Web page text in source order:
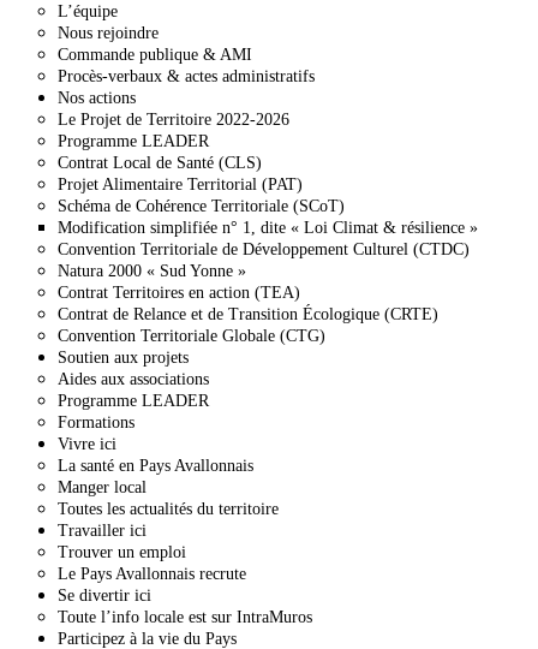
L’équipe
Nous rejoindre
Commande publique & AMI
Procès-verbaux & actes administratifs
Nos actions
Le Projet de Territoire 2022-2026
Programme LEADER
Contrat Local de Santé (CLS)
Projet Alimentaire Territorial (PAT)
Schéma de Cohérence Territoriale (SCoT)
Modification simplifiée n° 1, dite « Loi Climat & résilience »
Convention Territoriale de Développement Culturel (CTDC)
Natura 2000 « Sud Yonne »
Contrat Territoires en action (TEA)
Contrat de Relance et de Transition Écologique (CRTE)
Convention Territoriale Globale (CTG)
Soutien aux projets
Aides aux associations
Programme LEADER
Formations
Vivre ici
La santé en Pays Avallonnais
Manger local
Toutes les actualités du territoire
Travailler ici
Trouver un emploi
Le Pays Avallonnais recrute
Se divertir ici
Toute l’info locale est sur IntraMuros
Participez à la vie du Pays